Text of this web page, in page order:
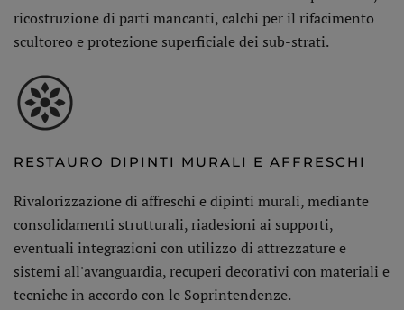
ricostruzione di parti mancanti, calchi per il rifacimento
scultoreo e protezione superficiale dei sub-strati.
RESTAURO DIPINTI MURALI E AFFRESCHI
Rivalorizzazione di affreschi e dipinti murali, mediante
consolidamenti strutturali, riadesioni ai supporti,
eventuali integrazioni con utilizzo di attrezzature e
sistemi all'avanguardia, recuperi decorativi con materiali e
tecniche in accordo con le Soprintendenze.